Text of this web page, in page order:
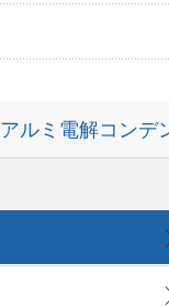
アルミ電解コンデ